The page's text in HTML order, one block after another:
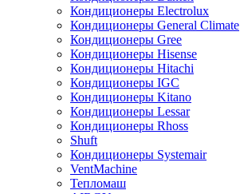
Кондиционеры Electrolux
Кондиционеры General Climate
Кондиционеры Gree
Кондиционеры Hisense
Кондиционеры Hitachi
Кондиционеры IGC
Кондиционеры Kitano
Кондиционеры Lessar
Кондиционеры Rhoss
Shuft
Кондиционеры Systemair
VentMachine
Тепломаш